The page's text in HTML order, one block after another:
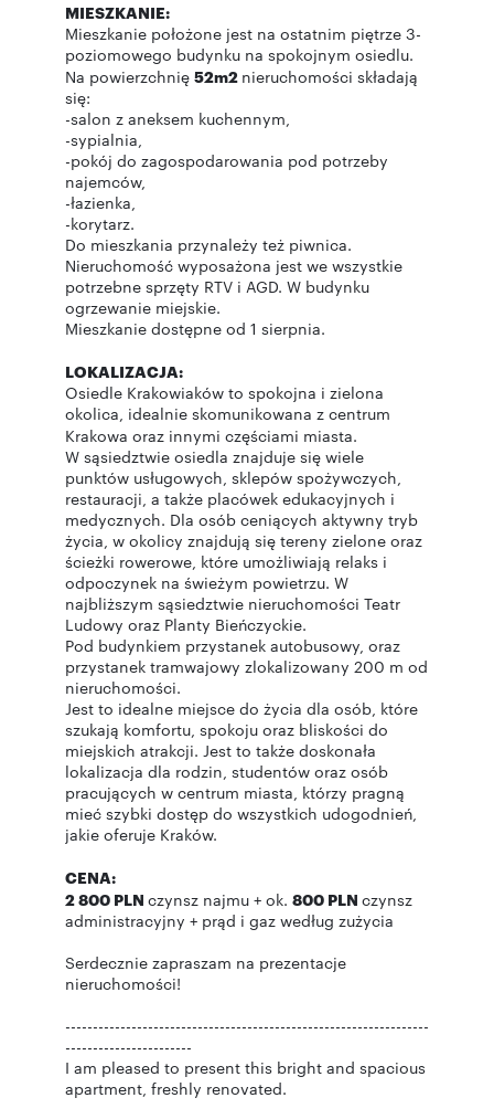
MIESZKANIE:
Mieszkanie położone jest na ostatnim piętrze 3-
poziomowego budynku na spokojnym osiedlu.
Na powierzchnię 52m2 nieruchomości składają
się:
-salon z aneksem kuchennym,
-sypialnia,
-pokój do zagospodarowania pod potrzeby
najemców,
-łazienka,
-korytarz.
Do mieszkania przynależy też piwnica.
Nieruchomość wyposażona jest we wszystkie
potrzebne sprzęty RTV i AGD. W budynku
ogrzewanie miejskie.
Mieszkanie dostępne od 1 sierpnia.
LOKALIZACJA:
Osiedle Krakowiaków to spokojna i zielona
okolica, idealnie skomunikowana z centrum
Krakowa oraz innymi częściami miasta.
W sąsiedztwie osiedla znajduje się wiele
punktów usługowych, sklepów spożywczych,
restauracji, a także placówek edukacyjnych i
medycznych. Dla osób ceniących aktywny tryb
życia, w okolicy znajdują się tereny zielone oraz
ścieżki rowerowe, które umożliwiają relaks i
odpoczynek na świeżym powietrzu. W
najbliższym sąsiedztwie nieruchomości Teatr
Ludowy oraz Planty Bieńczyckie.
Pod budynkiem przystanek autobusowy, oraz
przystanek tramwajowy zlokalizowany 200 m od
nieruchomości.
Jest to idealne miejsce do życia dla osób, które
szukają komfortu, spokoju oraz bliskości do
miejskich atrakcji. Jest to także doskonała
lokalizacja dla rodzin, studentów oraz osób
pracujących w centrum miasta, którzy pragną
mieć szybki dostęp do wszystkich udogodnień,
jakie oferuje Kraków.
CENA:
2 800 PLN czynsz najmu + ok. 800 PLN czynsz
administracyjny + prąd i gaz według zużycia
Serdecznie zapraszam na prezentacje
nieruchomości!
------------------------------------------------------------------
-----------------------
I am pleased to present this bright and spacious
apartment, freshly renovated.